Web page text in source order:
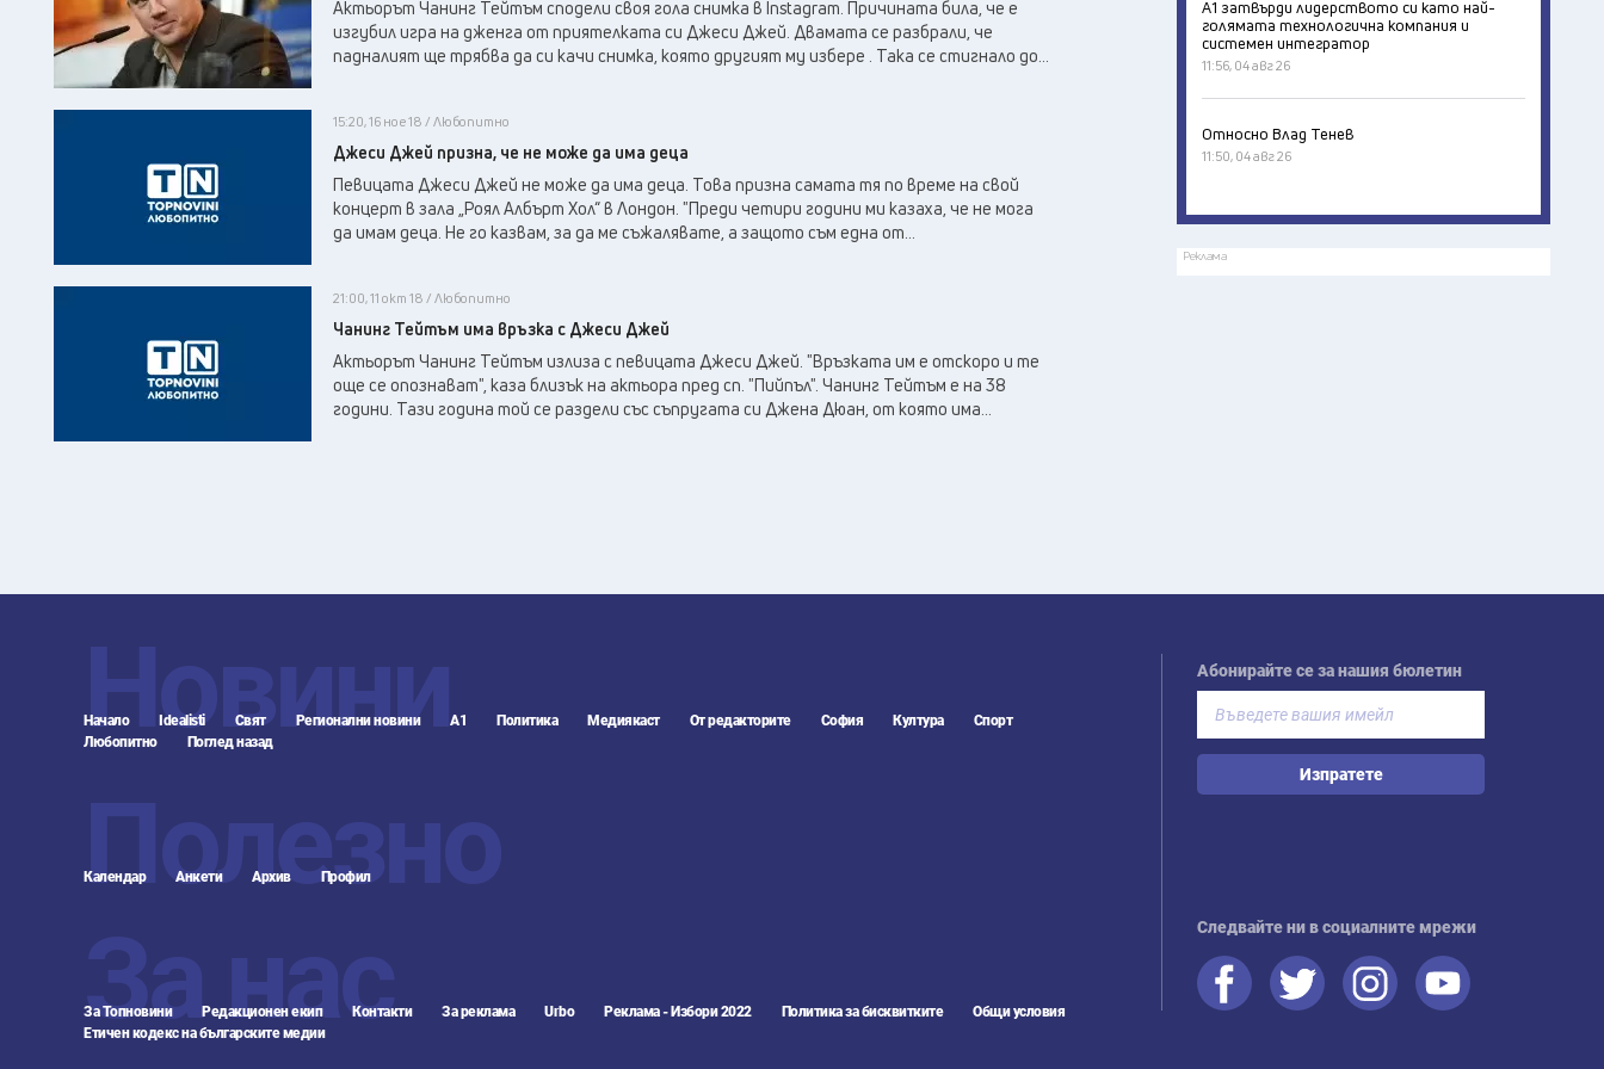
Перник , 28°C
Плевен, 33°C
Русе , 31 °C
Силистра , 32°C
Сливен, 31°C
Смолян , 24°C
Търговище
Хасково, 31°C
Шумен, 31°C
Актьорът Чанинг Тейтъм сподели своя гола снимка в Instagram. Причината била, че е
изгубил игра на дженга от приятелката си Джеси Джей. Двамата се разбрали, че
падналият ще трябва да си качи снимка, която другият му избере . Така се стигнало до...
15:20, 16 ное 18 / Любопитно
Джеси Джей призна, че не може да има деца
Певицата Джеси Джей не може да има деца. Това призна самата тя по време на свой
концерт в зала „Роял Албърт Хол“ в Лондон. "Преди четири години ми казаха, че не мога
да имам деца. Не го казвам, за да ме съжалявате, а защото съм една от...
21:00, 11 окт 18 / Любопитно
Чанинг Тейтъм има връзка с Джеси Джей
Актьорът Чанинг Тейтъм излиза с певицата Джеси Джей. "Връзката им е отскоро и те
още се опознават", каза близък на актьора пред сп. "Пийпъл". Чанинг Тейтъм е на 38
години. Тази година той се раздели със съпругата си Джена Дюан, от която има...
А1 затвърди лидерството си като най-
голямата технологична компания и
системен интегратор
11:56, 04 авг 26
Относно Влад Тенев
11:50, 04 авг 26
Реклама
Новини
Начало Idealisti Свят Регионални новини А1 Политика Медиякаст От редакторите София Култура
Спорт
Любопитно
Поглед назад
Полезно
Календар Анкети Архив Профил
За нас
За Топновини Редакционен екип Контакти За реклама Urbo Реклама - Избори 2022 Политика за бисквитките
Общи условия
Етичен кодекс на българските медии
Абонирайте се за нашия бюлетин
Изпратете
Следвайте ни в социалните мрежи